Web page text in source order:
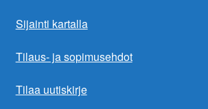
Sijainti kartalla
Tilaus- ja sopimusehdot
Tilaa uutiskirje